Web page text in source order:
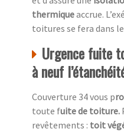
thermiqueaccrue.
toitures se fera dans
Urgence fuite
à neuf
Couverture 34 vous p
toute fuite de toiture.
revêtements : toit